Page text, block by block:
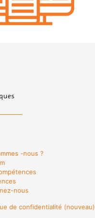
-nous ?
nous
de confidentialité (nouveau)